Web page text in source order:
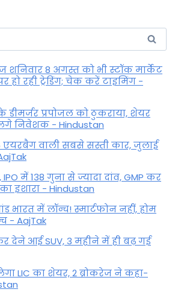
शनिवार 8 अगस्त को भी स्टॉक मार्केट
हो रही ट्रेडिंग; चेक करें टाइमिंग -
प्रपोजल को ठुकराया, शेयर
निवेशक - Hindustan
6 एयरबैग वाली सबसे सस्ती कार, जुलाई
में 138 गुना से ज्यादा दांव, GMP कर
इशारा - Hindustan
भारत में लॉन्च! स्मार्टफोन नहीं, होम
- AajTak
देने आई SUV, 3 महीने में ही बढ़ गई
LIC का शेयर, 2 ब्रोकरेज ने कहा-